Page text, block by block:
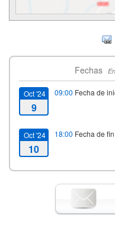
Fechas
Oct '24
9
09:00 Fecha de
Oct '24
10
18:00 Fecha de fin